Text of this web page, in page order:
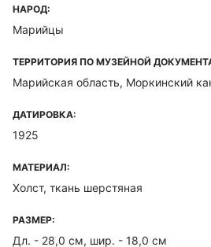
НАРОД:
Марийцы
ТЕРРИТОРИЯ ПО МУЗЕЙНОЙ
Марийская область, Моркинский
ДАТИРОВКА:
1925
МАТЕРИАЛ:
Холст, ткань шерстяная
РАЗМЕР:
Дл. - 28,0 см, шир. - 18,0 см